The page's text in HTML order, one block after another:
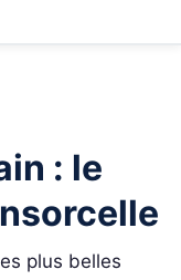
: le
plus belles